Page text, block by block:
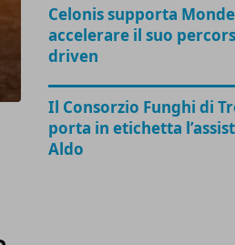
Celonis supporta
accelerare il suo
driven
Il Consorzio Funghi di
porta in etichetta
Aldo